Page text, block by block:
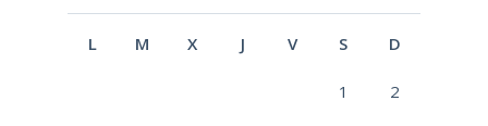
L M X J V S D
1 2